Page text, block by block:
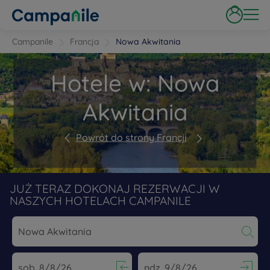
Campanile Francja Nowa Akwitania
Hotele w: Nowa
Akwitania
Powrót do strony Francji
JUŻ TERAZ DOKONAJ REZERWACJI W
NASZYCH HOTELACH CAMPANILE